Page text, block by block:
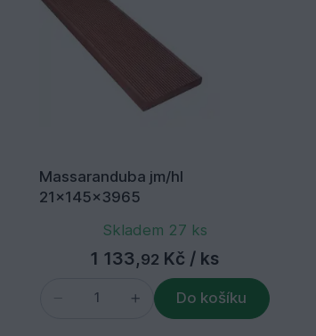
Massaranduba jm/hl
21x145x3965
Skladem 27 ks
1 133,92 Kč / ks
Do košíku